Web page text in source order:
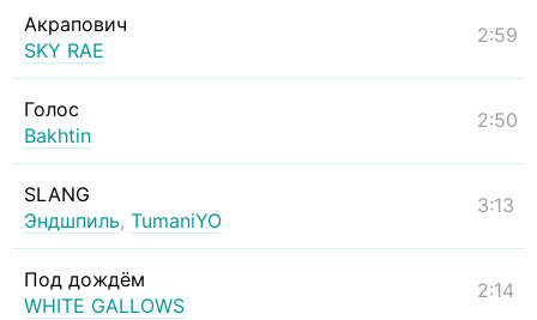
Акрапович
SKY RAE
2:59
Голос
Bakhtin
2:50
SLANG
Эндшпиль, TumaniYO
3:13
Под дождём
WHITE GALLOWS
2:14